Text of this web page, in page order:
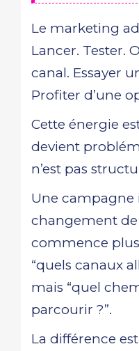
Le marketing
Lancer. Tester.
canal. Essayer
Profiter d’une
Cette énergie
devient
n’est pas
Une campagne
changement
commence
“quels canaux
mais “quel
parcourir ?”.
La différence